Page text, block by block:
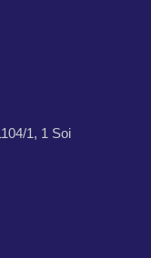
1, 1 Soi